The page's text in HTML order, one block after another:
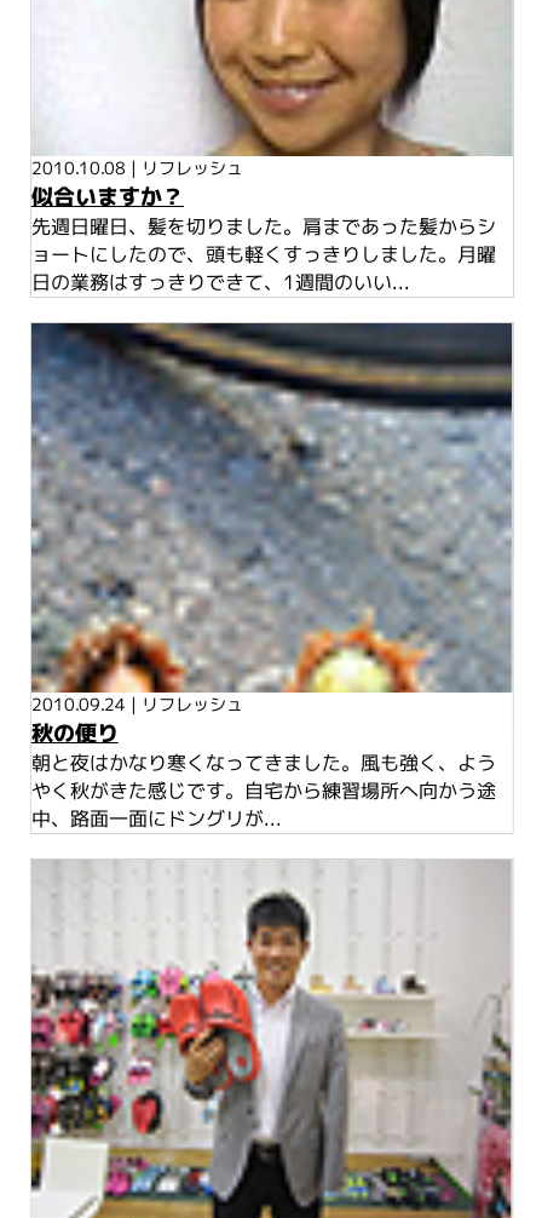
2010.10.08 | リフレッシュ
似合いますか？
先週日曜日、髪を切りました。肩まであった髪からシ
ョートにしたので、頭も軽くすっきりしました。月曜
日の業務はすっきりできて、1週間のいい...
2010.09.24 | リフレッシュ
秋の便り
朝と夜はかなり寒くなってきました。風も強く、よう
やく秋がきた感じです。自宅から練習場所へ向かう途
中、路面一面にドングリが...